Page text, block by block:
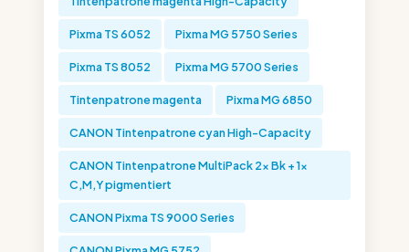
Pixma TS 6052 Pixma MG 5750 Series
Pixma TS 8052 Pixma MG 5700 Series
Tintenpatrone magenta Pixma MG 6850
CANON Tintenpatrone cyan High-Capacity
CANON Tintenpatrone MultiPack 2x Bk + 1x
C,M,Y pigmentiert
CANON Pixma TS 9000 Series